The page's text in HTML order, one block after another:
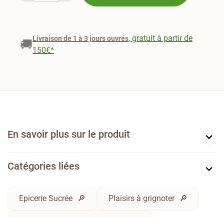
🚚Livraison de 1 à 3 jours ouvrés, gratuit à partir de
150€*
En savoir plus sur le produit
Catégories liées
Epicerie Sucrée Plaisirs à grignoter